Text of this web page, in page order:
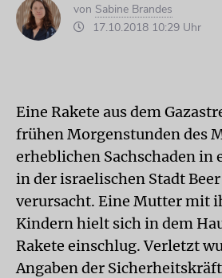
von Sabine Brandes
17.10.2018 10:29 Uhr
Eine Rakete aus dem
frühen Morgenstunden des
erheblichen Sachschaden in
in der israelischen Stadt Beer
verursacht. Eine Mutter mit
Kindern hielt sich in dem
Rakete einschlug. Verletzt
Angaben der